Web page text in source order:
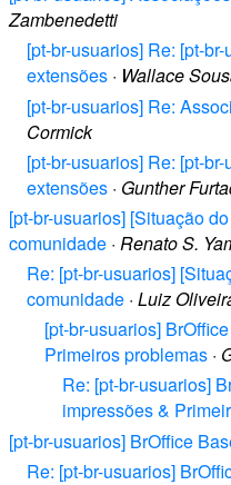
Zambenedetti
[pt-br-usuarios] Re: [pt-
extensões · Wallace
[pt-br-usuarios] Re:
Cormick
[pt-br-usuarios] Re: [pt-
extensões · Gunther
[pt-br-usuarios] [Situação
comunidade · Renato S.
Re: [pt-br-usuarios]
comunidade · Luiz
[pt-br-usuarios]
Primeiros problemas ·
Re: [pt-br-usuarios]
impressões &
[pt-br-usuarios] BrOffice
Re: [pt-br-usuarios]